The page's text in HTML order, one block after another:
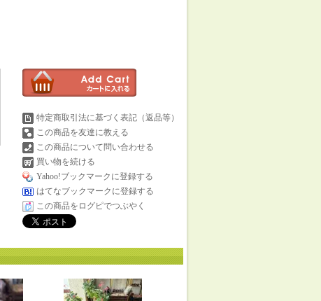
特定商取引法に基づく表記（返品等）
この商品を友達に教える
この商品について問い合わせる
買い物を続ける
Yahoo!ブックマークに登録する
はてなブックマークに登録する
この商品をログピでつぶやく